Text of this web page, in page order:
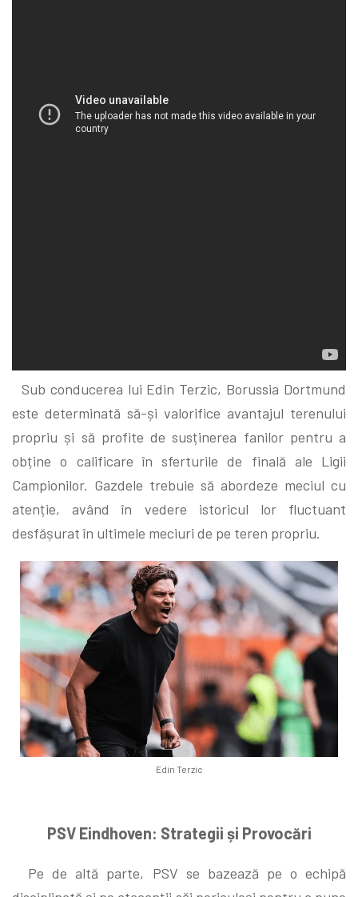
Sub conducerea lui Edin Terzic, Borussia Dortmund
este determinată să-și valorifice avantajul terenului
propriu și să profite de susținerea fanilor pentru a
obține o calificare în sferturile de finală ale Ligii
Campionilor. Gazdele trebuie să abordeze meciul cu
atenție, având în vedere istoricul lor fluctuant
desfășurat în ultimele meciuri de pe teren propriu.
Edin Terzic
PSV Eindhoven: Strategii și Provocări
Pe de altă parte, PSV se bazează pe o echipă